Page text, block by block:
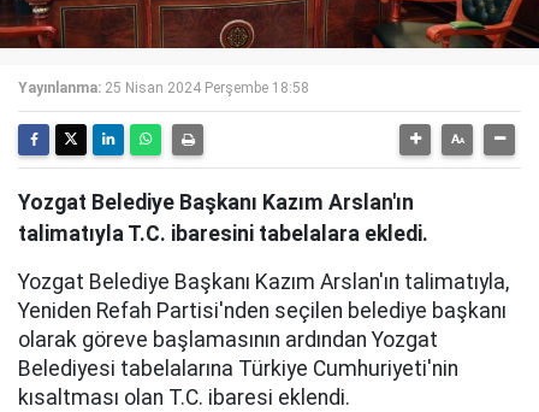
Yayınlanma: 25 Nisan 2024 Perşembe 18:58
Yozgat Belediye Başkanı Kazım Arslan'ın
talimatıyla T.C. ibaresini tabelalara ekledi.
Yozgat Belediye Başkanı Kazım Arslan'ın talimatıyla,
Yeniden Refah Partisi'nden seçilen belediye başkanı
olarak göreve başlamasının ardından Yozgat
Belediyesi tabelalarına Türkiye Cumhuriyeti'nin
kısaltması olan T.C. ibaresi eklendi.